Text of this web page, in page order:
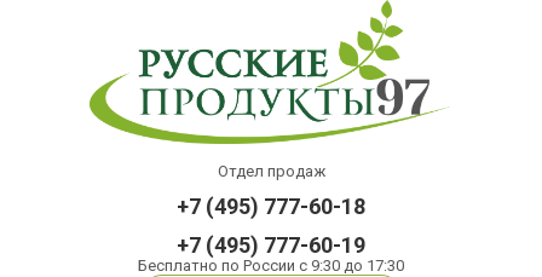
Отдел продаж
+7 (495) 777-60-18
+7 (495) 777-60-19
Бесплатно по России с 9:30 до 17:30